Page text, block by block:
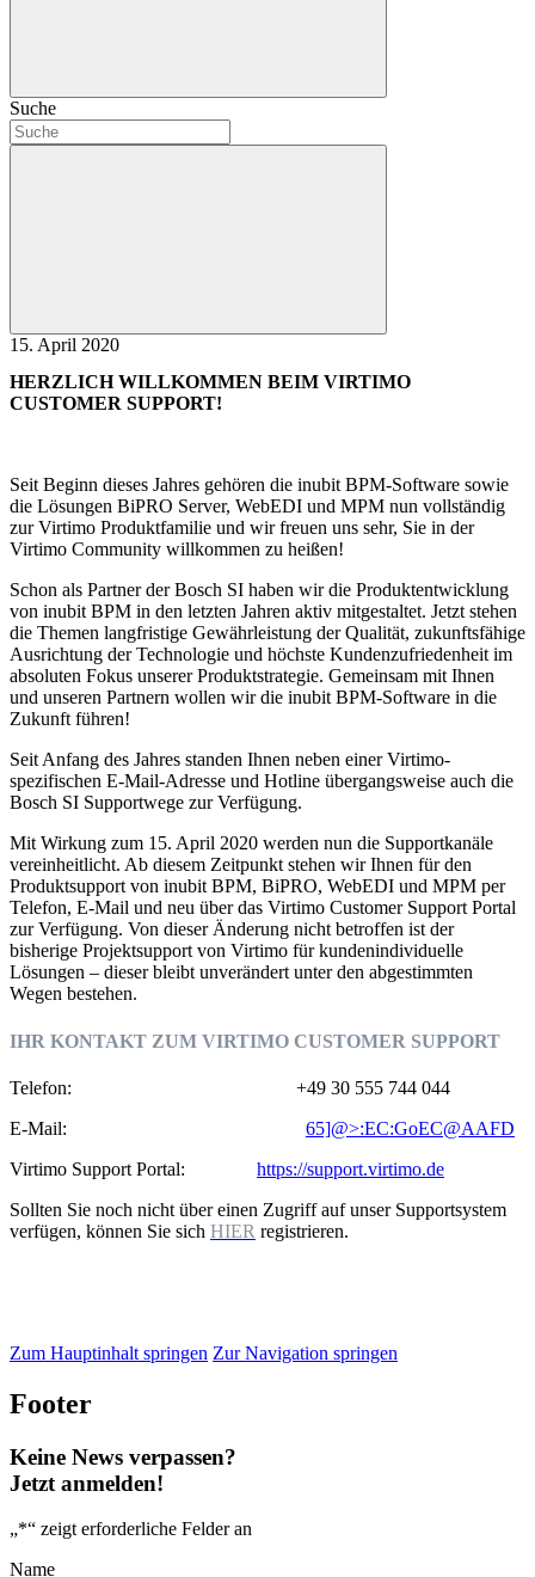
Suche
15. April 2020
HERZLICH WILLKOMMEN BEIM VIRTIMO
CUSTOMER SUPPORT!
Seit Beginn dieses Jahres gehören die inubit BPM-Software sowie
die Lösungen BiPRO Server, WebEDI und MPM nun vollständig
zur Virtimo Produktfamilie und wir freuen uns sehr, Sie in der
Virtimo Community willkommen zu heißen!
Schon als Partner der Bosch SI haben wir die Produktentwicklung
von inubit BPM in den letzten Jahren aktiv mitgestaltet. Jetzt stehen
die Themen langfristige Gewährleistung der Qualität, zukunftsfähige
Ausrichtung der Technologie und höchste Kundenzufriedenheit im
absoluten Fokus unserer Produktstrategie. Gemeinsam mit Ihnen
und unseren Partnern wollen wir die inubit BPM-Software in die
Zukunft führen!
Seit Anfang des Jahres standen Ihnen neben einer Virtimo-
spezifischen E-Mail-Adresse und Hotline übergangsweise auch die
Bosch SI Supportwege zur Verfügung.
Mit Wirkung zum 15. April 2020 werden nun die Supportkanäle
vereinheitlicht. Ab diesem Zeitpunkt stehen wir Ihnen für den
Produktsupport von inubit BPM, BiPRO, WebEDI und MPM per
Telefon, E-Mail und neu über das Virtimo Customer Support Portal
zur Verfügung. Von dieser Änderung nicht betroffen ist der
bisherige Projektsupport von Virtimo für kundenindividuelle
Lösungen – dieser bleibt unverändert unter den abgestimmten
Wegen bestehen.
IHR KONTAKT ZUM VIRTIMO CUSTOMER SUPPORT
Telefon: +49 30 555 744 044
E-Mail: 65]@>:EC:GoEC@AAFD
Virtimo Support Portal: https://support.virtimo.de
Sollten Sie noch nicht über einen Zugriff auf unser Supportsystem
verfügen, können Sie sich HIER registrieren.
Zum Hauptinhalt springen Zur Navigation springen
Footer
Keine News verpassen?
Jetzt anmelden!
„*“ zeigt erforderliche Felder an
Name